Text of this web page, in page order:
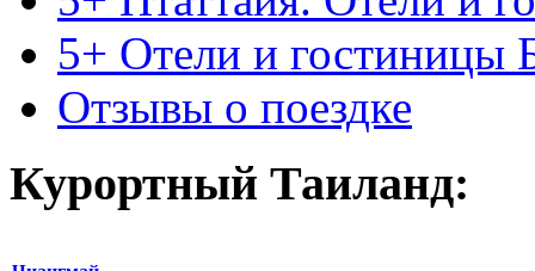
5+ Отели и гостиницы
Отзывы о поездке
Курортный Таиланд: